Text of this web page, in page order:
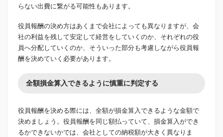
らない出費に繋がる可能性もあります。
役員報酬の決め方はあくまで会社によっても異なりますが、会
社の利益を残して安定して経営をしていくのか、それぞれの役
員へ分配していくのか、そういった部分も考慮しながら役員報
酬を決めていく必要があります。
全額損金算入できるように慎重に判定する
役員報酬を決める際には、全額が損金算入できるような金額で
決めましょう。役員報酬を同じ額払っていて、損金算入ができ
るかできないかでは、会社としての納税額が大きく異なりま